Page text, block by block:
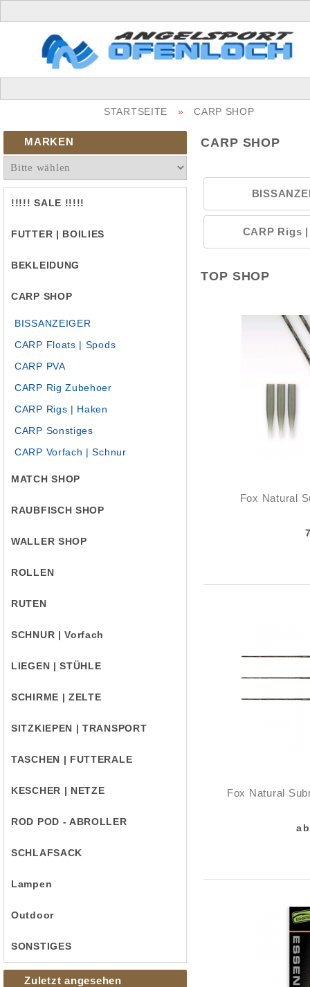
STARTSEITE » CARP SHOP
MARKEN
!!!!! SALE !!!!!
FUTTER | BOILIES
BEKLEIDUNG
CARP SHOP
BISSANZEIGER
CARP Floats | Spods
CARP PVA
CARP Rig Zubehoer
CARP Rigs | Haken
CARP Sonstiges
CARP Vorfach | Schnur
MATCH SHOP
RAUBFISCH SHOP
WALLER SHOP
ROLLEN
RUTEN
SCHNUR | Vorfach
LIEGEN | STÜHLE
SCHIRME | ZELTE
SITZKIEPEN | TRANSPORT
TASCHEN | FUTTERALE
KESCHER | NETZE
ROD POD - ABROLLER
SCHLAFSACK
Lampen
Outdoor
SONSTIGES
Zuletzt angesehen
CARP SHOP
CARP Rigs
TOP SHOP
Fox Natural
Fox Natural